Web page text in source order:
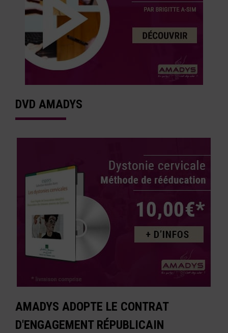
DVD AMADYS
AMADYS ADOPTE LE CONTRAT
D'ENGAGEMENT RÉPUBLICAIN